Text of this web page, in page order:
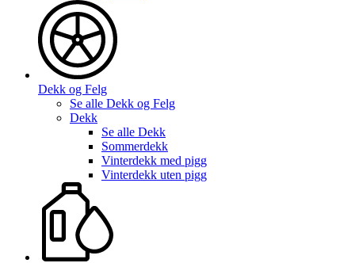
Dekk og Felg
Se alle Dekk og Felg
Dekk
Se alle Dekk
Sommerdekk
Vinterdekk med pigg
Vinterdekk uten pigg